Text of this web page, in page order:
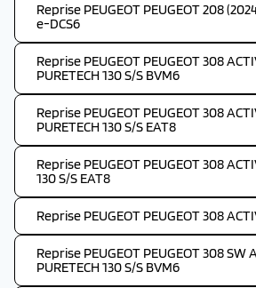
Reprise PEUGEOT PEUGEOT 208
e-DCS6
Reprise PEUGEOT PEUGEOT 308
PURETECH 130 S/S BVM6
Reprise PEUGEOT PEUGEOT 308
PURETECH 130 S/S EAT8
Reprise PEUGEOT PEUGEOT 308
130 S/S EAT8
Reprise PEUGEOT PEUGEOT 308
Reprise PEUGEOT PEUGEOT 308 SW
PURETECH 130 S/S BVM6